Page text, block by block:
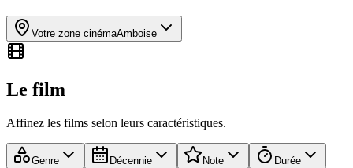
Votre zone cinémaAmboise
Le film
Affinez les films selon leurs caractéristiques.
Genre Décennie Note Durée